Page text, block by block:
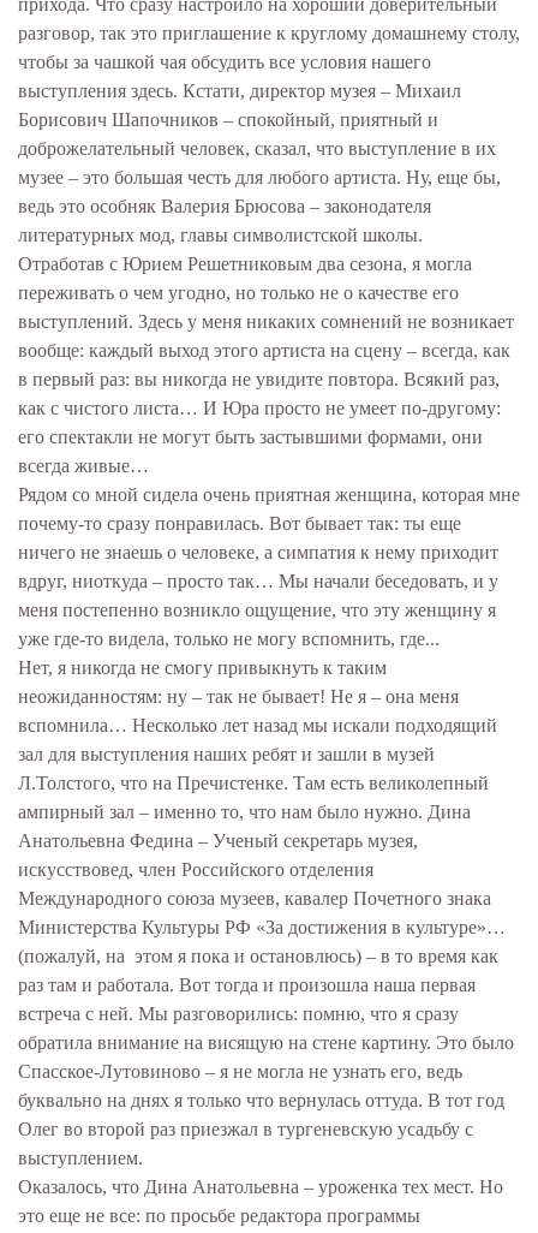
прихода. Что сразу настроило на хороший доверительный
разговор, так это приглашение к круглому домашнему столу,
чтобы за чашкой чая обсудить все условия нашего
выступления здесь. Кстати, директор музея – Михаил
Борисович Шапочников – спокойный, приятный и
доброжелательный человек, сказал, что выступление в их
музее – это большая честь для любого артиста. Ну, еще бы,
ведь это особняк Валерия Брюсова – законодателя
литературных мод, главы символистской школы.
Отработав с Юрием Решетниковым два сезона, я могла
переживать о чем угодно, но только не о качестве его
выступлений. Здесь у меня никаких сомнений не возникает
вообще: каждый выход этого артиста на сцену – всегда, как
в первый раз: вы никогда не увидите повтора. Всякий раз,
как с чистого листа… И Юра просто не умеет по-другому:
его спектакли не могут быть застывшими формами, они
всегда живые…
Рядом со мной сидела очень приятная женщина, которая мне
почему-то сразу понравилась. Вот бывает так: ты еще
ничего не знаешь о человеке, а симпатия к нему приходит
вдруг, ниоткуда – просто так… Мы начали беседовать, и у
меня постепенно возникло ощущение, что эту женщину я
уже где-то видела, только не могу вспомнить, где...
Нет, я никогда не смогу привыкнуть к таким
неожиданностям: ну – так не бывает! Не я – она меня
вспомнила… Несколько лет назад мы искали подходящий
зал для выступления наших ребят и зашли в музей
Л.Толстого, что на Пречистенке. Там есть великолепный
ампирный зал – именно то, что нам было нужно. Дина
Анатольевна Федина – Ученый секретарь музея,
искусствовед, член Российского отделения
Международного союза музеев, кавалер Почетного знака
Министерства Культуры РФ «За достижения в культуре»…
(пожалуй, на этом я пока и остановлюсь) – в то время как
раз там и работала. Вот тогда и произошла наша первая
встреча с ней. Мы разговорились: помню, что я сразу
обратила внимание на висящую на стене картину. Это было
Спасское-Лутовиново – я не могла не узнать его, ведь
буквально на днях я только что вернулась оттуда. В тот год
Олег во второй раз приезжал в тургеневскую усадьбу с
выступлением.
Оказалось, что Дина Анатольевна – уроженка тех мест. Но
это еще не все: по просьбе редактора программы